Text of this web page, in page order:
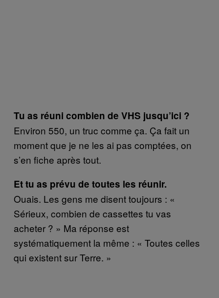
Tu as réuni combien de VHS jusqu’ici ?
Environ 550, un truc comme ça. Ça fait un
moment que je ne les ai pas comptées, on
s’en fiche après tout.
Et tu as prévu de toutes les réunir.
Ouais. Les gens me disent toujours : «
Sérieux, combien de cassettes tu vas
acheter ? » Ma réponse est
systématiquement la même : « Toutes celles
qui existent sur Terre. »